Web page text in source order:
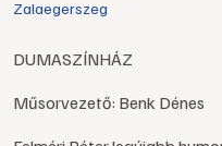
Zalaegerszeg
DUMASZÍNHÁZ
Műsorvezető: Benk Dénes